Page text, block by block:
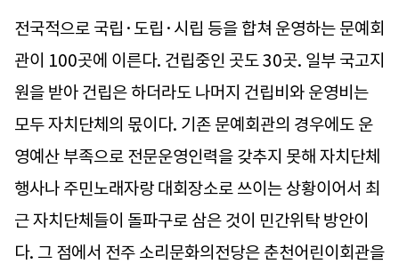
전국적으로 국립·도립·시립 등을 합쳐 운영하는 문예회
관이 100곳에 이른다. 건립중인 곳도 30곳. 일부 국고지
원을 받아 건립은 하더라도 나머지 건립비와 운영비는
모두 자치단체의 몫이다. 기존 문예회관의 경우에도 운
영예산 부족으로 전문운영인력을 갖추지 못해 자치단체
행사나 주민노래자랑 대회장소로 쓰이는 상황이어서 최
근 자치단체들이 돌파구로 삼은 것이 민간위탁 방안이
다. 그 점에서 전주 소리문화의전당은 춘천어린이회관을